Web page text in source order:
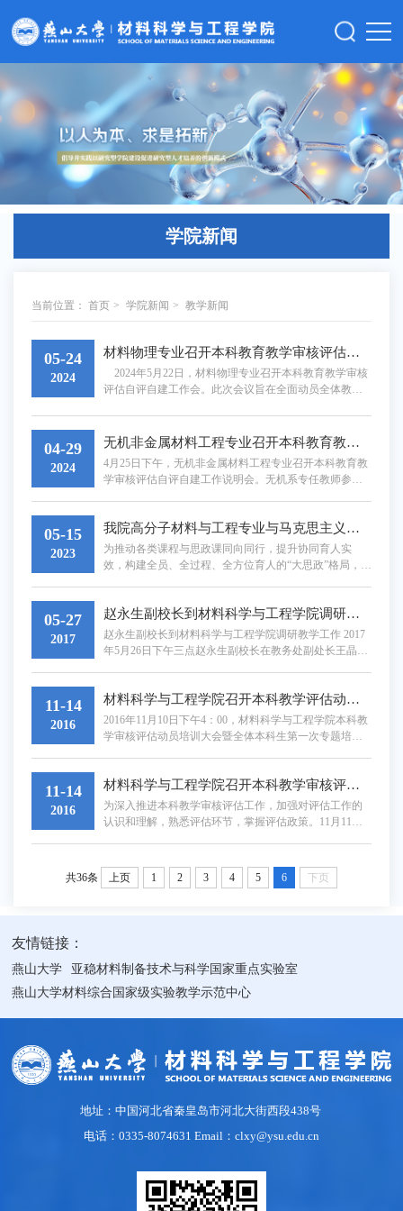
学院新闻
当前位置： 首页 > 学院新闻 > 教学新闻
05-24
2024
材料物理专业召开本科教育教学审核评估自评自建工作会
2024年5月22日，材料物理专业召开本科教育教学审核
评估自评自建工作会。此次会议旨在全面动员全体教
学质量稳步提升。 会议由材料物理系主任薛天宇教授
主持，专业教师出席了会议。会上，薛天宇首先传达了
国家和学校关于本科教育教学审核评估的最新指示，强
调此次审核评估对于提升专业教育质量、推动学科发展
的重要意义...
04-29
2024
无机非金属材料工程专业召开本科教育教学审核评估自评自建工作说明会
4月25日下午，无机非金属材料工程专业召开本科教育教
学审核评估自评自建工作说明会。无机系专任教师参加
想上高度重视审核评估工作，深刻认识审核评估的重要
意义；要加强学习，学习国家、学校和学院有关审核评
估的相关资料和报告，有针对性的进行自评自建工作部
05-15
2023
我院高分子材料与工程专业与马克思主义学院开展课程思政与思政课程“双向融合”集体备课教研活动
为推动各类课程与思政课同向同行，提升协同育人实
效，构建全员、全过程、全方位育人的“大思政”格局，我
程“双向融合”联合备课教研活动。本次活动邀请马克思主
义学院黄娟、马艳芳、常玉洁教师进行指导，高分子材
料系全体教师参加。 会议现场会议由张振琳老师主持，
05-27
2017
赵永生副校长到材料科学与工程学院调研教学工作
赵永生副校长到材料科学与工程学院调研教学工作 2017
年5月26日下午三点赵永生副校长在教务处副处长王晶及
及各系室主任参与了调研活动。 （材料科学与）王利民
院长从我院发展历史、平台建设以及学院十三五专业建
设规划等方面整体介绍了学院人才培养工作取得的成果
11-14
2016
材料科学与工程学院召开本科教学评估动员培训大会暨全体本科生第一次专题培训​
2016年11月10日下午4：00，材料科学与工程学院本科教
学审核评估动员培训大会暨全体本科生第一次专题培训
对全体本科生学习任务做工作部署并强调注意事项。信
息学院评估专家吴培良老师对学校自评报告学生发展部
分进行专题讲解。会议由副书记袁云岗主持。各系主任
11-14
2016
材料科学与工程学院召开本科教学审核评估动员大会暨全体教师、学生干部集中专题培训
为深入推进本科教学审核评估工作，加强对评估工作的
认识和理解，熟悉评估环节，掌握评估政策。11月11日
授作“本科教学评估要点与自评报告讲座”。学院领导班子
成员,全体教师和学生干部代表参加会议，培训会由王丽
共36条 上页 1 2 3 4 5 6 下页
友情链接：
燕山大学
亚稳材料制备技术与科学国家重点实验室
燕山大学材料综合国家级实验教学示范中心
地址：中国河北省秦皇岛市河北大街西段438号
电话：0335-8074631 Email：clxy@ysu.edu.cn